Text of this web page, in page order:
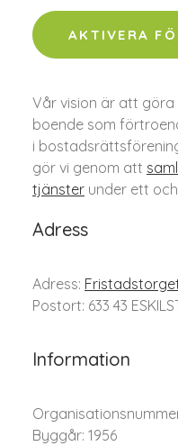
AKTIVERA
Vår vision är att göra
boende som
i
gör vi genom att
tjänster under ett
Adress
Adress:
Postort: 633 43
Information
Byggår: 1956